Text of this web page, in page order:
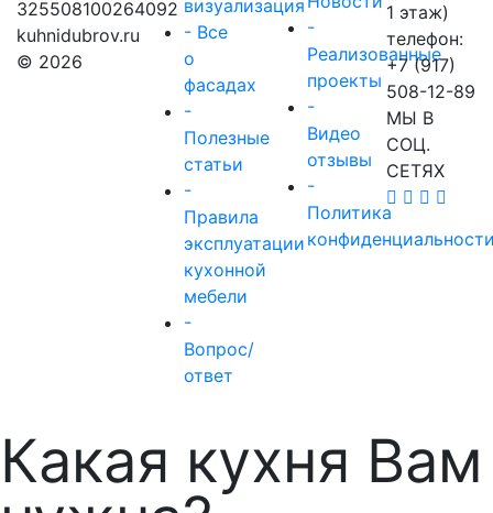
325508100264092
kuhnidubrov.ru
© 2026
визуализация
- Все
о
фасадах
-
Полезные
статьи
-
Правила
эксплуатации
кухонной
мебели
-
Вопрос/
ответ
-
Реализованные
проекты
-
Видео
отзывы
-
Политика
1 этаж)
телефон:
+7 (917)
508-12-89
МЫ В
СОЦ.
СЕТЯХ
Какая кухня Вам